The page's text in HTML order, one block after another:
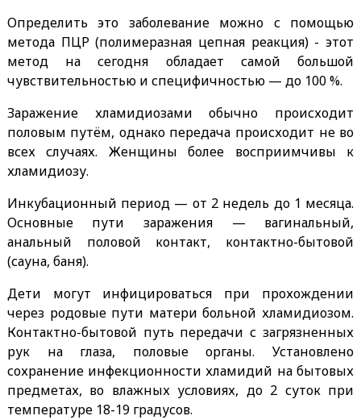
Определить это заболевание можно с помощью
метода ПЦР (полимеразная цепная реакция) - этот
метод на сегодня обладает самой большой
чувствительностью и специфичностью — до 100 %.
Заражение хламидиозами обычно происходит
половым путём, однако передача происходит не во
всех случаях. Женщины более восприимчивы к
хламидиозу.
Инкубационный период — от 2 недель до 1 месяца.
Основные пути заражения — вагинальный,
анальный половой контакт, контактно-бытовой
(сауна, баня).
Дети могут инфицироваться при прохождении
через родовые пути матери больной хламидиозом.
Контактно-бытовой путь передачи с загрязненных
рук на глаза, половые органы. Установлено
сохранение инфекционности хламидий на бытовых
предметах, во влажных условиях, до 2 суток при
температуре 18-19 градусов.